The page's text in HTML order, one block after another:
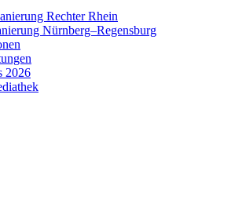
Rechter Rhein
Nürnberg–Regensburg
2026